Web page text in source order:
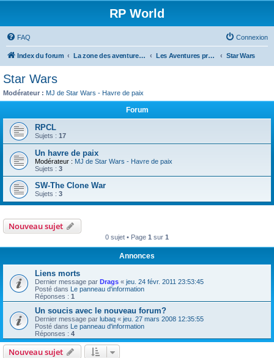
RP World
FAQ Connexion
Index du forum La zone des aventures - Forums RP Les Aventures présentes Star Wars
Star Wars
Modérateur : MJ de Star Wars - Havre de paix
Forum
RPCL
Sujets : 17
Un havre de paix
Modérateur : MJ de Star Wars - Havre de paix
Sujets : 3
SW-The Clone War
Sujets : 3
Nouveau sujet
0 sujet • Page 1 sur 1
Annonces
Liens morts
Dernier message par Drags « jeu. 24 févr. 2011 23:53:45
Posté dans Le panneau d'information
Réponses : 1
Un soucis avec le nouveau forum?
Dernier message par lubaq « jeu. 27 mars 2008 12:35:55
Posté dans Le panneau d'information
Réponses : 4
Nouveau sujet